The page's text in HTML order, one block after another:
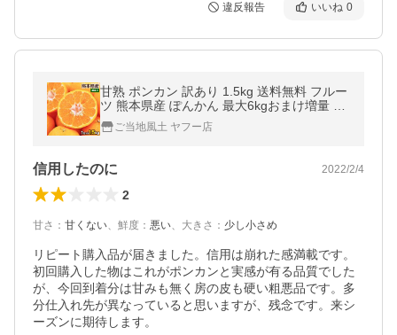
違反報告 いいね 0
甘熟 ポンカン 訳あり 1.5kg 送料無料 フルー
ツ 熊本県産 ぽんかん 最大6kgおまけ増量 家
庭用 7-14営業日以内に出荷予定(土日祝日除
く)ご当地風土 ヤフー店
信用したのに 2022/2/4
2
甘さ ： 甘くない、 鮮度 ： 悪い、 大きさ ： 少し小さめ
リピート購入品が届きました。信用は崩れた感満載です。
初回購入した物はこれがポンカンと実感が有る品質でした
が、今回到着分は甘みも無く房の皮も硬い粗悪品です。多
分仕入れ先が異なっていると思いますが、残念です。来シ
ーズンに期待します。